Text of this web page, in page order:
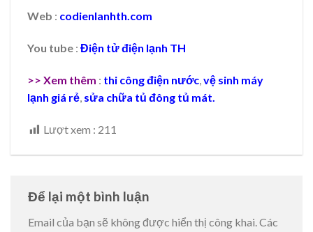
Web : codienlanhth.com
You tube : Điện tử điện lạnh TH
>> Xem thêm : thi công điện nước,vệ sinh máy
lạnh giá rẻ, sửa chữa tủ đông tủ mát.
Lượt xem : 211
Để lại một bình luận
Email của bạn sẽ không được hiển thị công khai.Các